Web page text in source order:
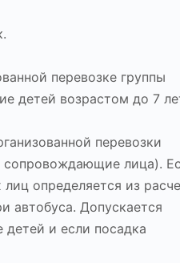
перевозке группы
детей возрастом до 7
перевозки
сопровождающие лица).
определяется из
автобуса. Допускается
и если посадка